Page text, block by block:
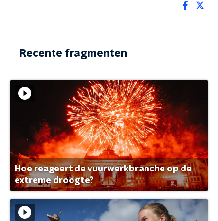
Recente fragmenten
Hoe reageert de vuurwerkbranche op de
extreme droogte?